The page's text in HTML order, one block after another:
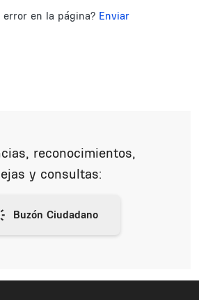
en la página? Enviar
reconocimientos,
y consultas: